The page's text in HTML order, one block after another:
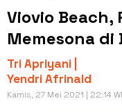
Viovio Beach,
Memesona di
Tri Apriyani |
Yendri Afrinald
Kamis, 27 Mei 2021 | 22:14